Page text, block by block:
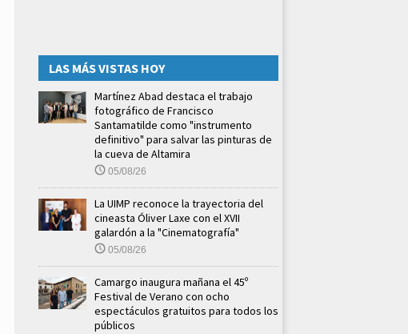
LAS MÁS VISTAS HOY
Martínez Abad destaca el trabajo
fotográfico de Francisco
Santamatilde como "instrumento
definitivo" para salvar las pinturas de
la cueva de Altamira
05/08/26
La UIMP reconoce la trayectoria del
cineasta Óliver Laxe con el XVII
galardón a la "Cinematografía"
05/08/26
Camargo inaugura mañana el 45º
Festival de Verano con ocho
espectáculos gratuitos para todos los
públicos